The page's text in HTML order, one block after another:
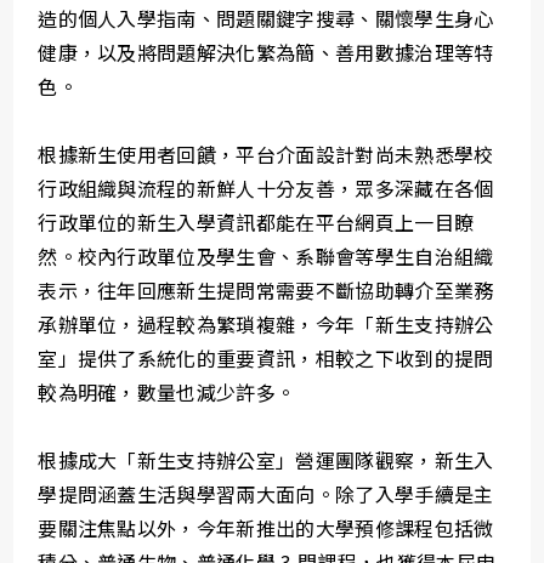
造的個人入學指南、問題關鍵字搜尋、關懷學生身心
健康，以及將問題解決化繁為簡、善用數據治理等特
色。
根據新生使用者回饋，平台介面設計對尚未熟悉學校
行政組織與流程的新鮮人十分友善，眾多深藏在各個
行政單位的新生入學資訊都能在平台網頁上一目瞭
然。校內行政單位及學生會、系聯會等學生自治組織
表示，往年回應新生提問常需要不斷協助轉介至業務
承辦單位，過程較為繁瑣複雜，今年「新生支持辦公
室」提供了系統化的重要資訊，相較之下收到的提問
較為明確，數量也減少許多。
根據成大「新生支持辦公室」營運團隊觀察，新生入
學提問涵蓋生活與學習兩大面向。除了入學手續是主
要關注焦點以外，今年新推出的大學預修課程包括微